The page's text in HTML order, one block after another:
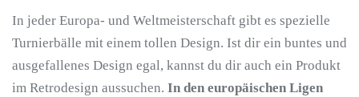
In jeder Europa- und Weltmeisterschaft gibt es spezielle
Turnierbälle mit einem tollen Design. Ist dir ein buntes und
ausgefallenes Design egal, kannst du dir auch ein Produkt
im Retrodesign aussuchen. In den europäischen Ligen